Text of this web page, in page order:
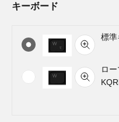
キーボード
標準
ロ